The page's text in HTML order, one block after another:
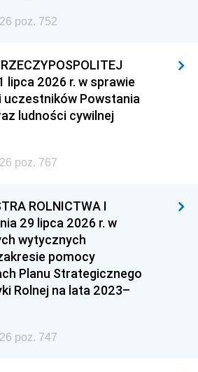
poz. 752
lipca 2026 r. w sprawie
uczestników Powstania
ludności cywilnej
poz. 767
ROLNICTWA I
29 lipca 2026 r. w
wytycznych
pomocy
Planu Strategicznego
Rolnej na lata 2023–
poz. 747